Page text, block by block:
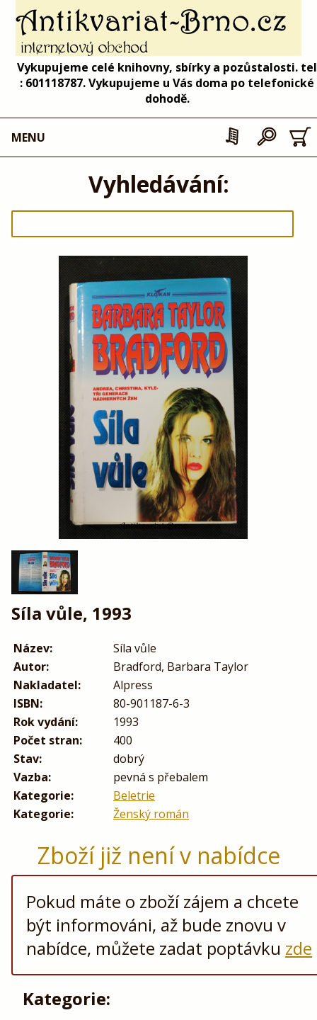
Vykupujeme celé knihovny, sbírky a pozůstalosti. tel
: 601118787. Vykupujeme u Vás doma po telefonické
dohodě.
MENU
Vyhledávání:
Síla vůle, 1993
Název:
Síla vůle
Autor:
Bradford, Barbara Taylor
Nakladatel:
Alpress
ISBN:
80-901187-6-3
Rok vydání:
1993
Počet stran:
400
Stav:
dobrý
Vazba:
pevná s přebalem
Kategorie:
Beletrie
Kategorie:
Ženský román
Zboží již není v nabídce
Pokud máte o zboží zájem a chcete
být informováni, až bude znovu v
nabídce, můžete zadat poptávku zde
Kategorie: